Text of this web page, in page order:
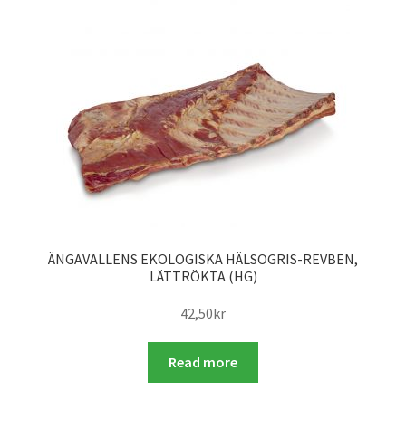
ÄNGAVALLENS EKOLOGISKA HÄLSOGRIS-REVBEN,
LÄTTRÖKTA (HG)
42,50kr
Read more